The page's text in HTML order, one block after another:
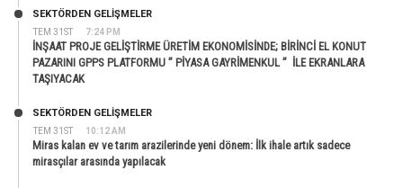
TEM 31ST 7:24 PM
SEKTÖRDEN GELIŞMELER
İNŞAAT PROJE GELİŞTİRME ÜRETİM EKONOMİSİNDE; BİRİNCİ EL KONUT
PAZARINI GPPS PLATFORMU ” PİYASA GAYRİMENKUL ” İLE EKRANLARA
TAŞIYACAK
TEM 31ST 10:12 AM
SEKTÖRDEN GELIŞMELER
Miras kalan ev ve tarım arazilerinde yeni dönem: İlk ihale artık sadece
mirasçılar arasında yapılacak